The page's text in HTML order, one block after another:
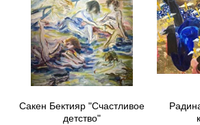
Сакен Бектияр "Счастливое
детство"